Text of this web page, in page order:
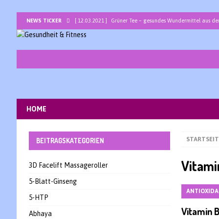
NEWS TICKER [ 12.03.2021 ] Grüner Tee – gesundes Wundermittel aus
[ 05.03.2021 ]
[ 19.02.2021 ] Traubenkernöl -Jungbrunnen für Haut und
Lapacho – die heilsame peruanische
[ 29.01.2021 ] Bor – Spurenelement als Wunderwaffe
HOME
Vitamin
BEITRAGSKATEGORIEN
3D Facelift Massageroller
5-Blatt-Ginseng
5-HTP
Abhaya